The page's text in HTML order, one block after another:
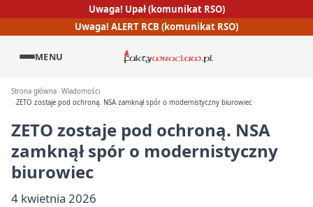
Uwaga! Upał (komunikat RSO)
Uwaga! ALERT RCB (komunikat RSO)
MENU
Strona główna Wiadomości
ZETO zostaje pod ochroną. NSA zamknął spór o modernistyczny biurowiec
ZETO zostaje pod ochroną. NSA
zamknął spór o modernistyczny
biurowiec
4 kwietnia 2026